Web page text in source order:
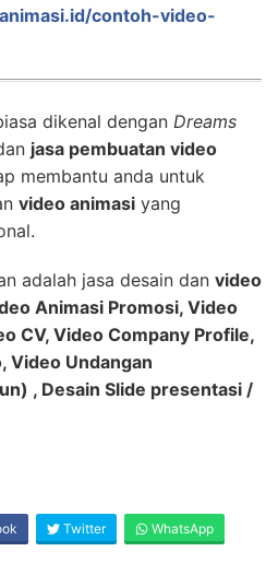
contoh-video-
dikenal dengan Dreams
jasa pembuatan video
membantu anda untuk
video animasi yang
adalah jasa desain dan video
Animasi Promosi, Video
CV, Video Company Profile,
Video Undangan
, Desain Slide presentasi /
Twitter WhatsApp